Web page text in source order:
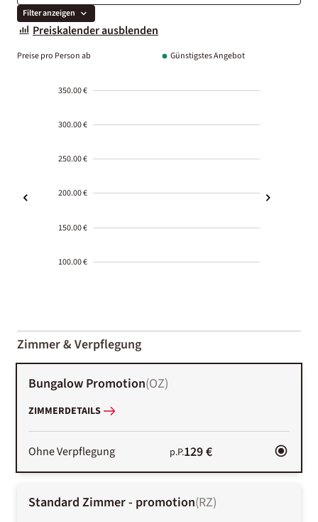
Filter anzeigen
Preiskalender ausblenden
Preise pro Person ab Günstigstes Angebot
350.00 €
300.00 €
250.00 €
200.00 €
150.00 €
100.00 €
01-02
Zimmer & Verpflegung
Bungalow Promotion(OZ)
ZIMMERDETAILS
Ohne Verpflegung p.P.129 €
Standard Zimmer - promotion(RZ)